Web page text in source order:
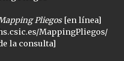
Pliegos[en línea]
MappingPliegos/
la consulta]